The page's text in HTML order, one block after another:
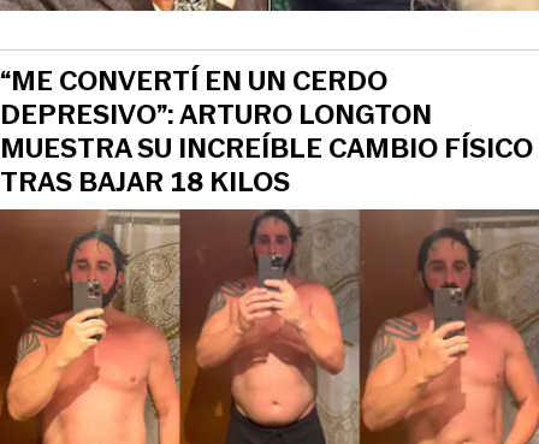
“ME CONVERTÍ EN UN CERDO
DEPRESIVO”: ARTURO LONGTON
MUESTRA SU INCREÍBLE CAMBIO FÍSICO
TRAS BAJAR 18 KILOS